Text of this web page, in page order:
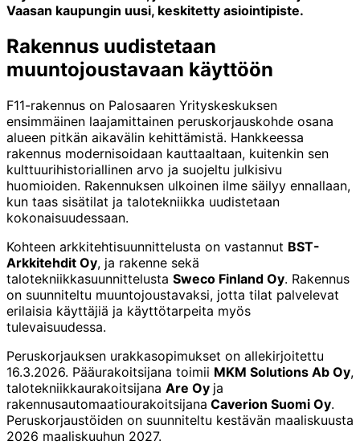
Vaasan kaupungin uusi, keskitetty asiointipiste.
Rakennus uudistetaan
muuntojoustavaan käyttöön
F11-rakennus on Palosaaren Yrityskeskuksen
ensimmäinen laajamittainen peruskorjauskohde osana
alueen pitkän aikavälin kehittämistä. Hankkeessa
rakennus modernisoidaan kauttaaltaan, kuitenkin sen
kulttuurihistoriallinen arvo ja suojeltu julkisivu
huomioiden. Rakennuksen ulkoinen ilme säilyy ennallaan,
kun taas sisätilat ja talotekniikka uudistetaan
kokonaisuudessaan.
Kohteen arkkitehtisuunnittelusta on vastannut BST-
Arkkitehdit Oy, ja rakenne sekä
talotekniikkasuunnittelusta Sweco Finland Oy. Rakennus
on suunniteltu muuntojoustavaksi, jotta tilat palvelevat
erilaisia käyttäjiä ja käyttötarpeita myös
tulevaisuudessa.
Peruskorjauksen urakkasopimukset on allekirjoitettu
16.3.2026. Pääurakoitsijana toimii MKM Solutions Ab Oy,
talotekniikkaurakoitsijana Are Oy ja
rakennusautomaatiourakoitsijana Caverion Suomi Oy.
Peruskorjaustöiden on suunniteltu kestävän maaliskuusta
2026 maaliskuuhun 2027.